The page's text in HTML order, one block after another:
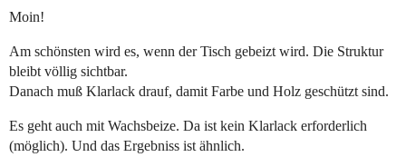
Moin!
Am schönsten wird es, wenn der Tisch gebeizt wird. Die Struktur
bleibt völlig sichtbar.
Danach muß Klarlack drauf, damit Farbe und Holz geschützt sind.
Es geht auch mit Wachsbeize. Da ist kein Klarlack erforderlich
(möglich). Und das Ergebniss ist ähnlich.